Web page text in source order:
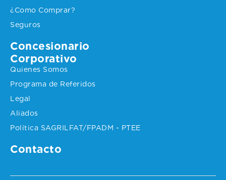
¿Como Comprar?
Seguros
Concesionario
Corporativo
Quienes Somos
Programa de Referidos
Legal
Aliados
Política SAGRILFAT/FPADM - PTEE
Contacto